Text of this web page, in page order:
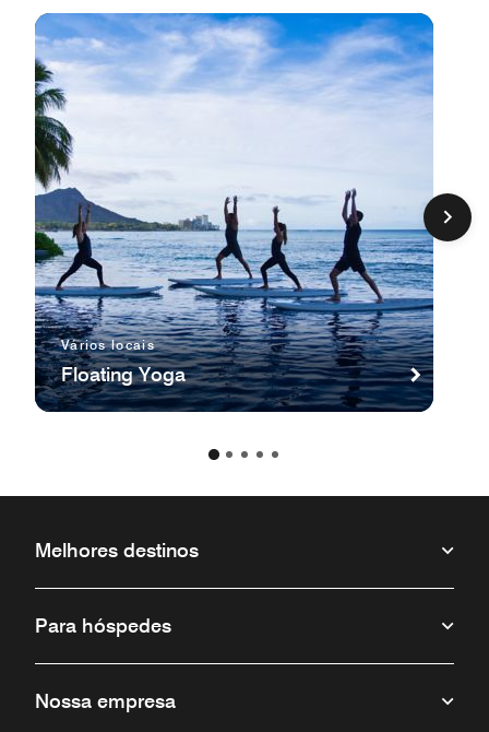
Vários locais
Floating Yoga
Melhores destinos
Para hóspedes
Nossa empresa